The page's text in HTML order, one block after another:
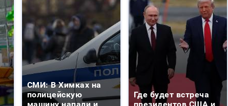
СМИ: В Химках на
полицейскую
Где будет встреча